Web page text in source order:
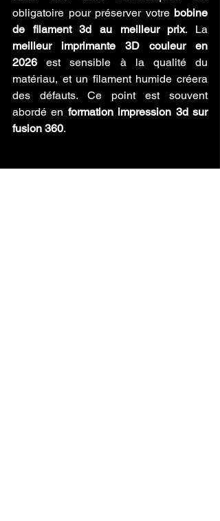
obligatoire pour préserver votre bobine
de filament 3d au meilleur prix
meilleur imprimante 3D couleur en
2026 est sensible à la qualité du
matériau, et un filament humide créera
des défauts. Ce point est souvent
abordé en formation impression 3d sur
fusion 360.